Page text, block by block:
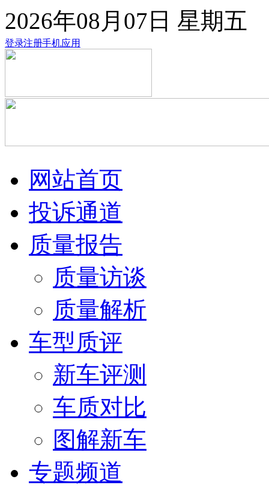
2026年08月07日 星期五
登录注册手机应用
网站首页
投诉通道
质量报告
质量访谈
质量解析
车型质评
新车评测
车质对比
图解新车
专题频道